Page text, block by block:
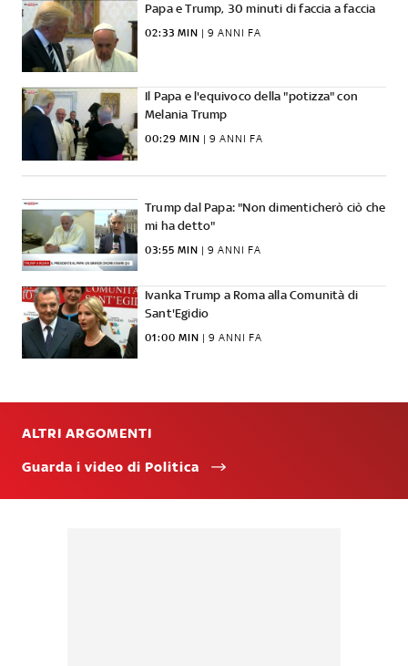
Papa e Trump, 30 minuti di faccia a faccia
02:33 MIN | 9 ANNI FA
Il Papa e l'equivoco della "potizza" con
Melania Trump
00:29 MIN | 9 ANNI FA
Trump dal Papa: "Non dimenticherò ciò che
mi ha detto"
03:55 MIN | 9 ANNI FA
Ivanka Trump a Roma alla Comunità di
Sant'Egidio
01:00 MIN | 9 ANNI FA
ALTRI ARGOMENTI
Guarda i video di Politica